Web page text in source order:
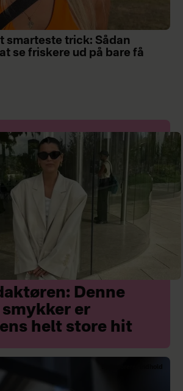
smarteste trick: Sådan
se friskere ud på bare få
Denne
er
helt store hit